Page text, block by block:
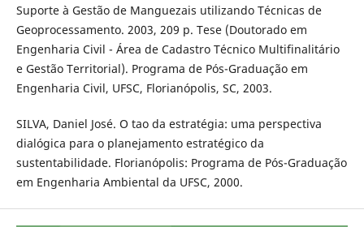
Suporte à Gestão de Manguezais utilizando Técnicas de
Geoprocessamento. 2003, 209 p. Tese (Doutorado em
Engenharia Civil - Área de Cadastro Técnico Multifinalitário
e Gestão Territorial). Programa de Pós-Graduação em
Engenharia Civil, UFSC, Florianópolis, SC, 2003.
SILVA, Daniel José. O tao da estratégia: uma perspectiva
dialógica para o planejamento estratégico da
sustentabilidade. Florianópolis: Programa de Pós-Graduação
em Engenharia Ambiental da UFSC, 2000.